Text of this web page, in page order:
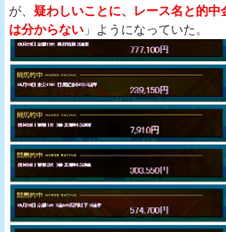
が、 疑わしいことに、レース名と的中
は分からない 」ようになっていた。